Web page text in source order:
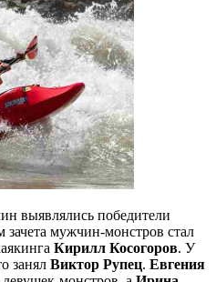
выявлялись победители
мужчин-монстров стал
Кирилл Косогоров. У
занял Виктор Рупец. Евгения